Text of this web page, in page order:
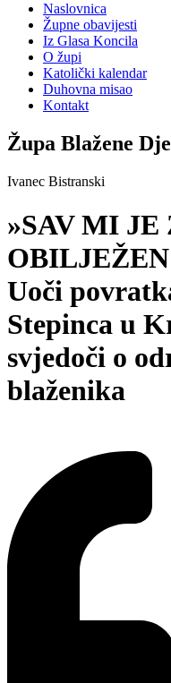
Naslovnica
Župne obavijesti
Iz Glasa Koncila
O župi
Katolički kalendar
Duhovna misao
Kontakt
Župa Blažene
Ivanec Bistranski
»SAV MI
Uoči
Stepinca u
svjedoči o
blaženika